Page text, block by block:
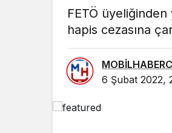
FETÖ
hapis cezasına
6 Şubat 2022,